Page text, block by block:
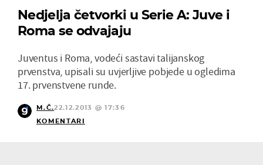
Nedjelja četvorki u Serie A: Juve i
Roma se odvajaju
Juventus i Roma, vodeći sastavi talijanskog
prvenstva, upisali su uvjerljive pobjede u ogledima
17. prvenstvene runde.
M.Č.22.12.2013 @ 17:36
KOMENTARI